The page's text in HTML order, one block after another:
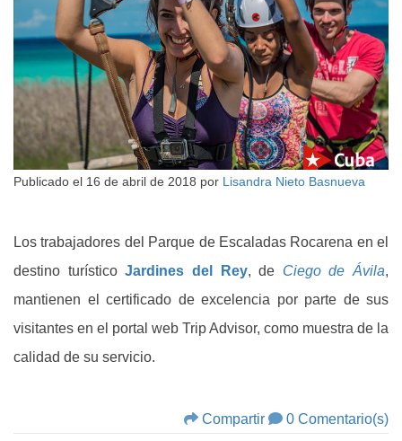
Publicado el 16 de abril de 2018 por Lisandra Nieto Basnueva
Los trabajadores del Parque de Escaladas Rocarena en el
destino turísticoJardines del Rey, de Ciego de Ávila,
mantienen el certificado de excelencia por parte de sus
visitantes en el portal web Trip Advisor, como muestra de la
calidad de su servicio.
Compartir 0 Comentario(s)